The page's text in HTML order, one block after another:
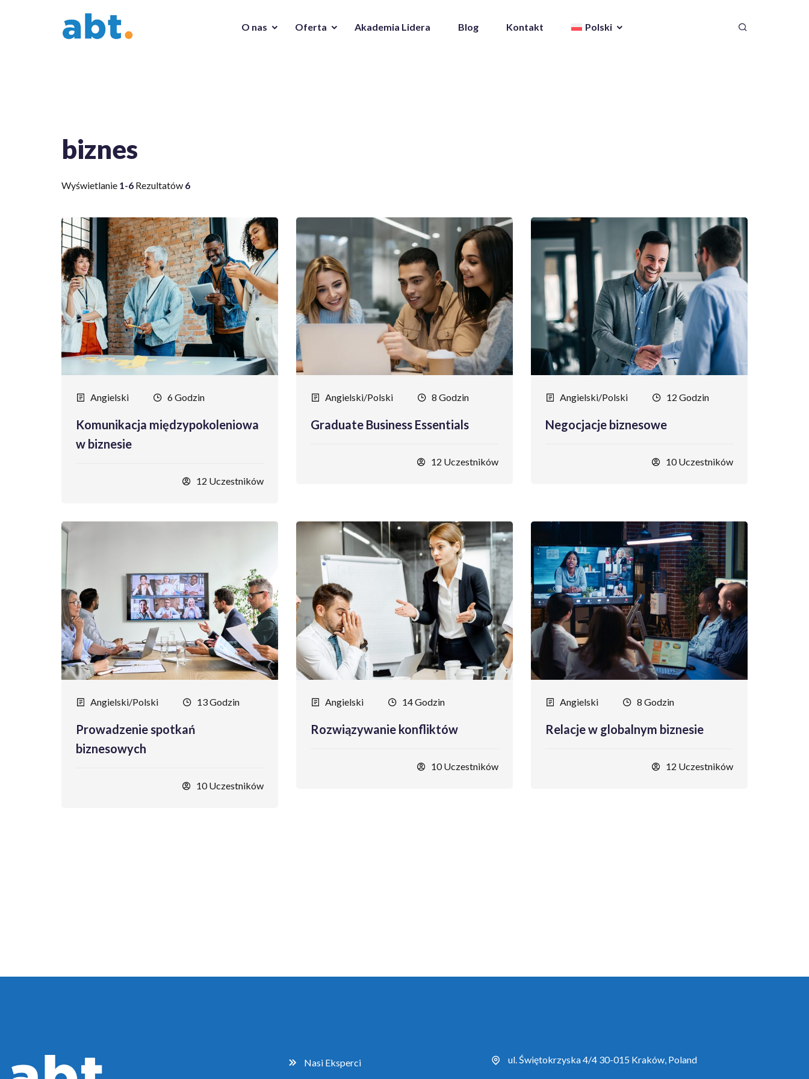
O nas Oferta Akademia Lidera Blog Kontakt Polski
biznes
Wyświetlanie 1-6 Rezultatów 6
Angielski 6 Godzin
Komunikacja międzypokoleniowa
w biznesie
12 Uczestników
Angielski/Polski 8 Godzin
Graduate Business Essentials
12 Uczestników
Angielski/Polski 12 Godzin
Negocjacje biznesowe
10 Uczestników
Angielski/Polski 13 Godzin
Prowadzenie spotkań
biznesowych
10 Uczestników
Angielski 14 Godzin
Rozwiązywanie konfliktów
10 Uczestników
Angielski 8 Godzin
Relacje w globalnym biznesie
12 Uczestników
Nasi Eksperci ul. Świętokrzyska 4/4 30-015 Kraków, Poland